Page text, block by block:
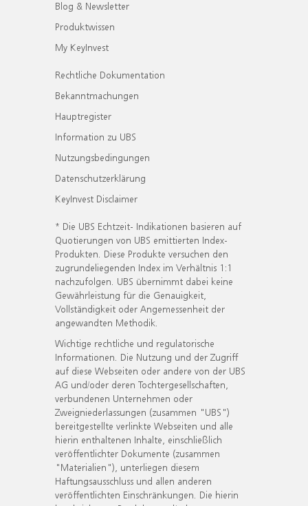
Blog & Newsletter
Produktwissen
My KeyInvest
Rechtliche Dokumentation
Bekanntmachungen
Hauptregister
Information zu UBS
Nutzungsbedingungen
Datenschutzerklärung
KeyInvest Disclaimer
* Die UBS Echtzeit- Indikationen basieren auf
Quotierungen von UBS emittierten Index-
Produkten. Diese Produkte versuchen den
zugrundeliegenden Index im Verhältnis 1:1
nachzufolgen. UBS übernimmt dabei keine
Gewährleistung für die Genauigkeit,
Vollständigkeit oder Angemessenheit der
angewandten Methodik.
Wichtige rechtliche und regulatorische
Informationen. Die Nutzung und der Zugriff
auf diese Webseiten oder andere von der UBS
AG und/oder deren Tochtergesellschaften,
verbundenen Unternehmen oder
Zweigniederlassungen (zusammen "UBS")
bereitgestellte verlinkte Webseiten und alle
hierin enthaltenen Inhalte, einschließlich
veröffentlichter Dokumente (zusammen
"Materialien"), unterliegen diesem
Haftungsausschluss und allen anderen
veröffentlichten Einschränkungen. Die hierin